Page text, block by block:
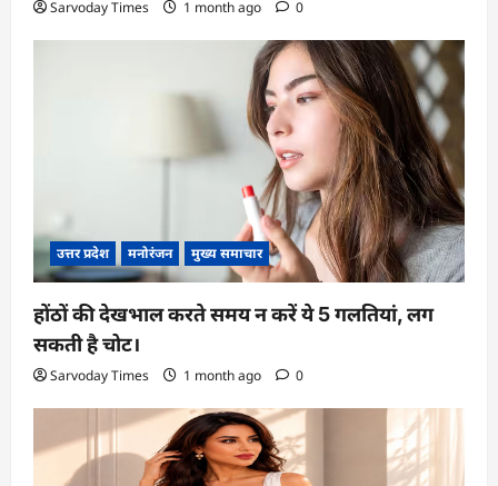
Sarvoday Times 1 month ago 0
उत्तर प्रदेश मनोरंजन मुख्य समाचार
होंठों की देखभाल करते समय न करें ये 5 गलतियां, लग
सकती है चोट।
Sarvoday Times 1 month ago 0